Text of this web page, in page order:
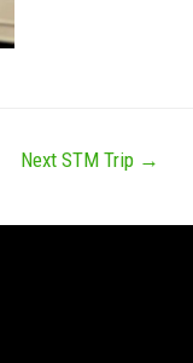
Next STM Trip →